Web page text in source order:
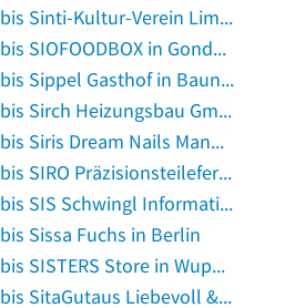
bis Sinti-Kultur-Verein Limburg e.V. in Limburg an der Lahn
bis SIOFOODBOX in Gondelsheim, Baden
bis Sippel Gasthof in Baunach
bis Sirch Heizungsbau GmbH in Landsberg am Lech
bis Siris Dream Nails Mannert, S. Kosmetik in Ingolstadt, Donau
bis SIRO Präzisionsteilefertigung GmbH in Leonberg, Württemberg
bis SIS Schwingl Informationssysteme GmbH in Wesel am Rhein
bis Sissa Fuchs in Berlin
bis SISTERS Store in Wuppertal
bis SitaGutaus Liebevoll & Handgemacht in Steinbach-Hallenberg, Thüringer Wald